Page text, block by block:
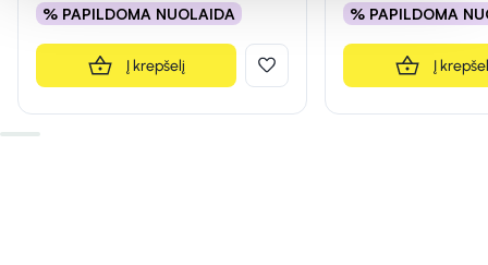
% PAPILDOMA NUOLAIDA
Į krepšelį
% PAPILDOMA
Į